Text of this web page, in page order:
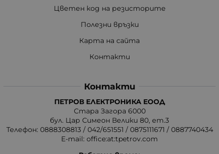
Цветен код на резисторите
Полезни връзки
Карта на сайта
Контакти
Контакти
ПЕТРОВ ЕЛЕКТРОНИКА ЕООД
Стара Загора 6000
бул. Цар Симеон Велики 80, ет.3
Телефон: 0888308813 / 042/651551 / 0875111671 / 0887740434
E-mail: office:at:tpetrov.com